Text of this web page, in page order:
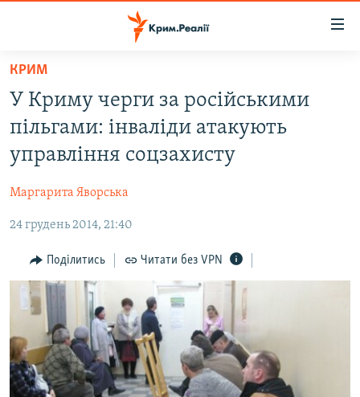
Перейти
основного
матеріалу
до
основної
навігації
Перейти
пошуку
ВОДА.КРИМ
ВІДЕО ТА ФОТО
БЛОГИ
ПОГЛЯД
ІНТЕРВ'Ю
ВСЕ ЗА ДЕНЬ
СПЕЦПРОЕКТИ
ДЕПОРТАЦІЯ
ВІДЕОУРОКИ «ELIFBE»
ЯК ОБІЙТИ БЛОКУВАННЯ
Русский
КРИМ
У Криму черги за російськими
пільгами: інваліди атакують
управління соцзахисту
Маргарита Яворська
24 грудень 2014, 21:40
Поділитись Читати без VPN